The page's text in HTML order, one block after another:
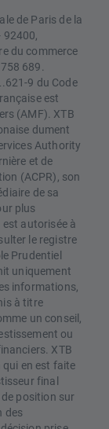
de Paris de la
92400,
du commerce
689.
9 du Code
est
(AMF). XTB
dument
Authority
et de
(ACPR), son
de sa
plus
autorisée à
le registre
Prudentiel
uniquement
informations,
à titre
un conseil,
ou
XTB
qui en est faite
final
position sur
des